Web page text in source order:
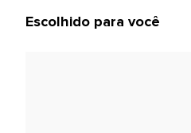
Escolhido para você